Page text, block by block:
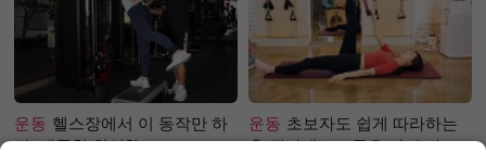
운동 헬스장에서 이 동작만 하
면, 애플힙 완성?!
운동 초보자도 쉽게 따라하는
홈 필라테스 – 곧은 다리 라인